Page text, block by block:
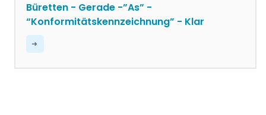
Büretten - Gerade -”As” -
“Konformitätskennzeichnung” - Klar